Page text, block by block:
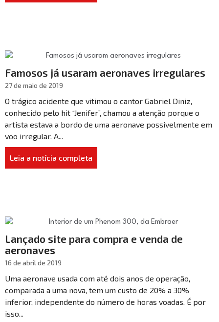
Famosos já usaram aeronaves irregulares
27 de maio de 2019
O trágico acidente que vitimou o cantor Gabriel Diniz,
conhecido pelo hit “Jenifer”, chamou a atenção porque o
artista estava a bordo de uma aeronave possivelmente em
voo irregular. A...
Leia a notícia completa
Lançado site para compra e venda de
aeronaves
16 de abril de 2019
Uma aeronave usada com até dois anos de operação,
comparada a uma nova, tem um custo de 20% a 30%
inferior, independente do número de horas voadas. É por
isso...